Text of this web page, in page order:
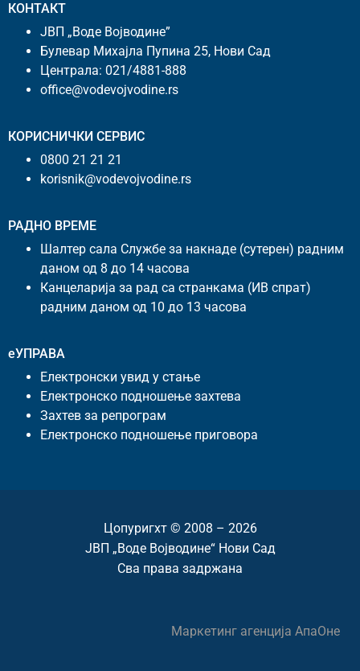
КОНТАКТ
ЈВП „Воде Војводине”
Булевар Михајла Пупина 25, Нови Сад
Централа: 021/4881-888
office@vodevojvodine.rs
КОРИСНИЧКИ СЕРВИС
0800 21 21 21
korisnik@vodevojvodine.rs
РАДНО ВРЕМЕ
Шалтер сала Службе за накнаде (сутерен) радним
даном од 8 до 14 часова
Канцеларија за рад са странкама (ИВ спрат)
радним даном од 10 до 13 часова
еУПРАВА
Електронски увид у стање
Електронско подношење захтева
Захтев за репрограм
Електронско подношење приговора
Цопyригхт © 2008 – 2026
ЈВП „Воде Војводине“ Нови Сад
Сва права задржана
Маркетинг агенција АпаОне